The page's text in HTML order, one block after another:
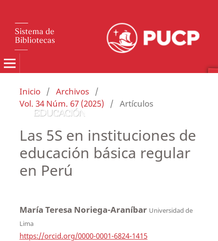
Inicio / Archivos /
Vol. 34 Núm. 67 (2025)
/ Artículos
Las 5S en instituciones de
educación básica regular
en Perú
María Teresa Noriega-Araníbar Universidad de
Lima
https://orcid.org/0000-0001-6824-1415